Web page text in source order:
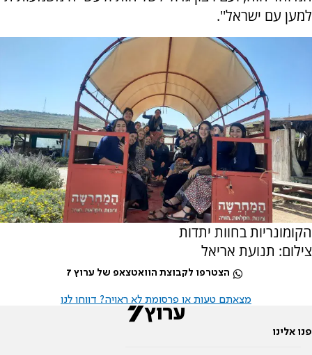
למען עם ישראל''.
הקומונריות בחוות יתדות
צילום: תנועת אריאל
הצטרפו לקבוצת הוואטצאפ של ערוץ 7
מצאתם טעות או פרסומת לא ראויה? דווחו לנו
פנו אלינו